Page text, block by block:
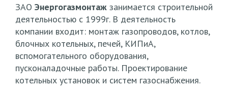
ЗАО Энергогазмонтаж занимается строительной
деятельностью с 1999г. В деятельность
компании входит: монтаж газопроводов, котлов,
блочных котельных, печей, КИПиА,
вспомогательного оборудования,
пусконаладочные работы. Проектирование
котельных установок и систем газоснабжения.